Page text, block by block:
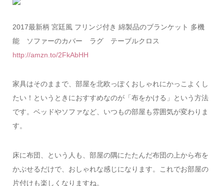
2017最新柄 宮廷風 フリンジ付き 綿製品のブランケット 多機
能 ソファーのカバー ラグ テーブルクロス
http://amzn.to/2FkAbHH
家具はそのままで、部屋を北欧っぽくおしゃれにかっこよくし
たい！というときにおすすめなのが「布をかける」という方法
です。ベッドやソファなど、いつもの部屋も雰囲気が変わりま
す。
床に布団、という人も、部屋の隅にたたんだ布団の上から布を
かぶせるだけで、おしゃれな感じになります。これでお部屋の
片付けも楽しくなりますね。